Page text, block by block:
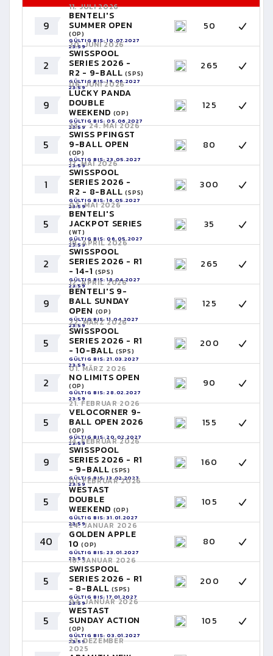
9
11. JULI 2026
BENTELI'S
SUMMER OPEN
(OP)
GÜLTIG BIS: 10.07.2027
23:59
50
2
20. JUNI 2026
SWISSPOOL
SERIES 2026 -
R2 - 9-BALL(SPS)
GÜLTIG BIS: 19.06.2027
23:59
265
9
06. JUNI 2026
LUCKY PANDA
DOUBLE
WEEKEND (OP)
GÜLTIG BIS: 05.06.2027
23:59
125
5
23. - 24. MAI 2026
SWISS PFINGST
9-BALL OPEN
(OP)
GÜLTIG BIS: 23.05.2027
23:59
80
1
17. MAI 2026
SWISSPOOL
SERIES 2026 -
R2 - 8-BALL(SPS)
GÜLTIG BIS: 16.05.2027
23:59
300
5
07. MAI 2026
BENTELI'S
JACKPOT SERIES
(WT)
GÜLTIG BIS: 06.05.2027
23:59
35
2
19. APRIL 2026
SWISSPOOL
SERIES 2026 - R1
- 14-1 (SPS)
GÜLTIG BIS: 18.04.2027
23:59
265
9
12. APRIL 2026
BENTELI'S 9-
BALL SUNDAY
OPEN (OP)
GÜLTIG BIS: 11.04.2027
23:59
125
5
22. MÄRZ 2026
SWISSPOOL
SERIES 2026 - R1
- 10-BALL (SPS)
GÜLTIG BIS: 21.03.2027
23:59
200
2
01. MÄRZ 2026
NO LIMITS OPEN
(OP)
GÜLTIG BIS: 28.02.2027
23:59
90
5
21. FEBRUAR 2026
VELOCORNER 9-
BALL OPEN 2026
(OP)
GÜLTIG BIS: 20.02.2027
23:59
155
9
14. FEBRUAR 2026
SWISSPOOL
SERIES 2026 - R1
- 9-BALL(SPS)
GÜLTIG BIS: 13.02.2027
23:59
160
5
01. FEBRUAR 2026
WESTAST
DOUBLE
WEEKEND (OP)
GÜLTIG BIS: 31.01.2027
23:59
105
40
24. JANUAR 2026
GOLDEN APPLE
10(OP)
GÜLTIG BIS: 23.01.2027
23:59
80
5
18. JANUAR 2026
SWISSPOOL
SERIES 2026 - R1
- 8-BALL(SPS)
GÜLTIG BIS: 17.01.2027
23:59
200
5
04. JANUAR 2026
WESTAST
SUNDAY ACTION
(OP)
GÜLTIG BIS: 03.01.2027
23:59
105
27. DEZEMBER
2025